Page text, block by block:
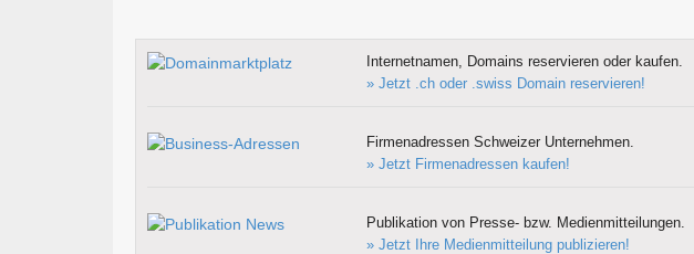
Internetnamen, Domains reservieren oder kaufen.
» Jetzt .ch oder .swiss Domain reservieren!
Firmenadressen Schweizer Unternehmen.
» Jetzt Firmenadressen kaufen!
Publikation von Presse- bzw. Medienmitteilungen.
» Jetzt Ihre Medienmitteilung publizieren!